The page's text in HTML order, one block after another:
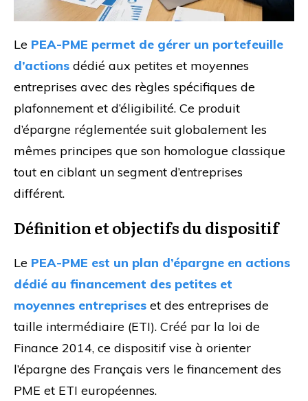
Le PEA-PME permet de gérer un portefeuille
d’actions dédié aux petites et moyennes
entreprises avec des règles spécifiques de
plafonnement et d’éligibilité. Ce produit
d’épargne réglementée suit globalement les
mêmes principes que son homologue classique
tout en ciblant un segment d’entreprises
différent.
Définition et objectifs du dispositif
Le PEA-PME est un plan d’épargne en actions
dédié au financement des petites et
moyennes entreprises et des entreprises de
taille intermédiaire (ETI). Créé par la loi de
Finance 2014, ce dispositif vise à orienter
l’épargne des Français vers le financement des
PME et ETI européennes.